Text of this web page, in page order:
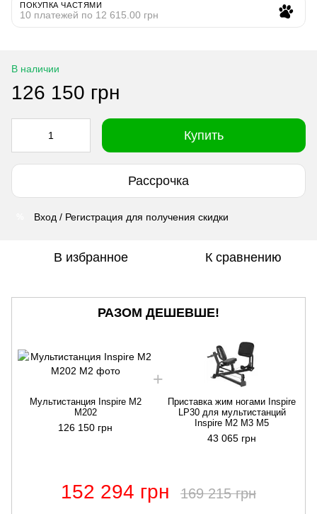
ПОКУПКА ЧАСТЯМИ
10 платежей по 12 615.00 грн
В наличии
126 150 грн
Купить
Рассрочка
Вход / Регистрация для получения скидки
В избранное К сравнению
РАЗОМ ДЕШЕВШЕ!
Мультистанция Inspire M2
M202
126 150 грн
Приставка жим ногами Inspire
LP30 для мультистанций
Inspire M2 M3 M5
43 065 грн
152 294 грн 169 215 грн